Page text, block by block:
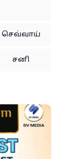
செவ்வாய்
சனி